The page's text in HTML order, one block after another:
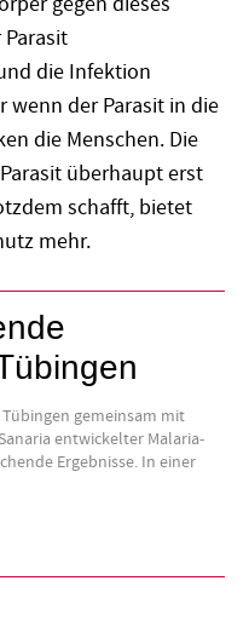
die Infektion
wenn der Parasit in die
die Menschen. Die
überhaupt erst
schafft, bietet
mehr.
gemeinsam mit
entwickelter Malaria-
Ergebnisse. In einer